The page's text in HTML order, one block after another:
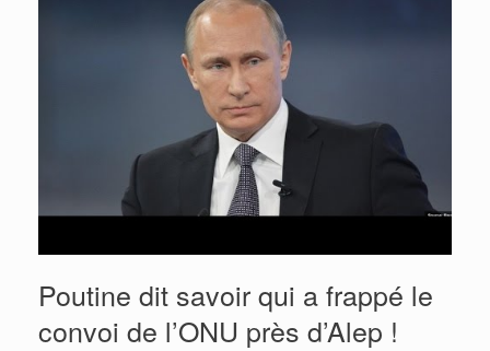
Poutine dit savoir qui a frappé le
convoi de l’ONU près d’Alep !